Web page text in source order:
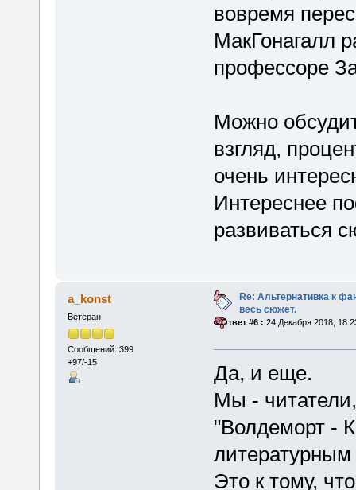
вовремя
МакГонагалл
профессоре
Можно
взгляд,
очень
Интереснее
развиваться
a_konst
Ветеран
Сообщений: 399
+97/-15
Re: Альтернативка к
весь сюжет.
«Ответ #6 : 24 Декабря 2018,
Да, и еще.
Мы -
"Волдеморт -
Это к тому,